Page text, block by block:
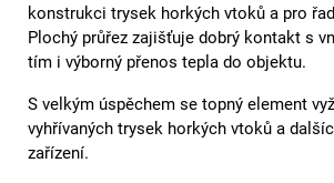
konstrukci trysek horkých vtoků a pro
Plochý průřez zajišťuje dobrý kontakt s
tím i výborný přenos tepla do objektu.
S velkým úspěchem se topný element
vyhřívaných trysek horkých vtoků a
zařízení.